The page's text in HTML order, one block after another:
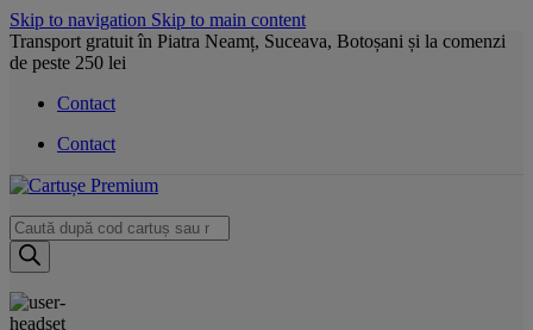
Skip to navigation Skip to main content
Transport gratuit în Piatra Neamț, Suceava, Botoșani și la comenzi
de peste 250 lei
Contact
Contact
Products
search